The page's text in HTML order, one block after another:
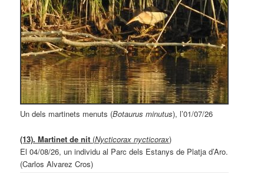
Un dels martinets menuts (Botaurus minutus), l’01/07/26
(13). Martinet de nit (Nycticorax nycticorax)
El 04/08/26, un individu al Parc dels Estanys de Platja d’Aro.
(Carlos Alvarez Cros)